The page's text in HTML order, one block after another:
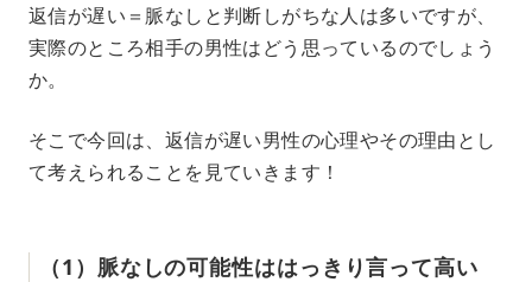
返信が遅い＝脈なしと判断しがちな人は多いですが、
実際のところ相手の男性はどう思っているのでしょう
か。
そこで今回は、返信が遅い男性の心理やその理由とし
て考えられることを見ていきます！
（1）脈なしの可能性ははっきり言って高い